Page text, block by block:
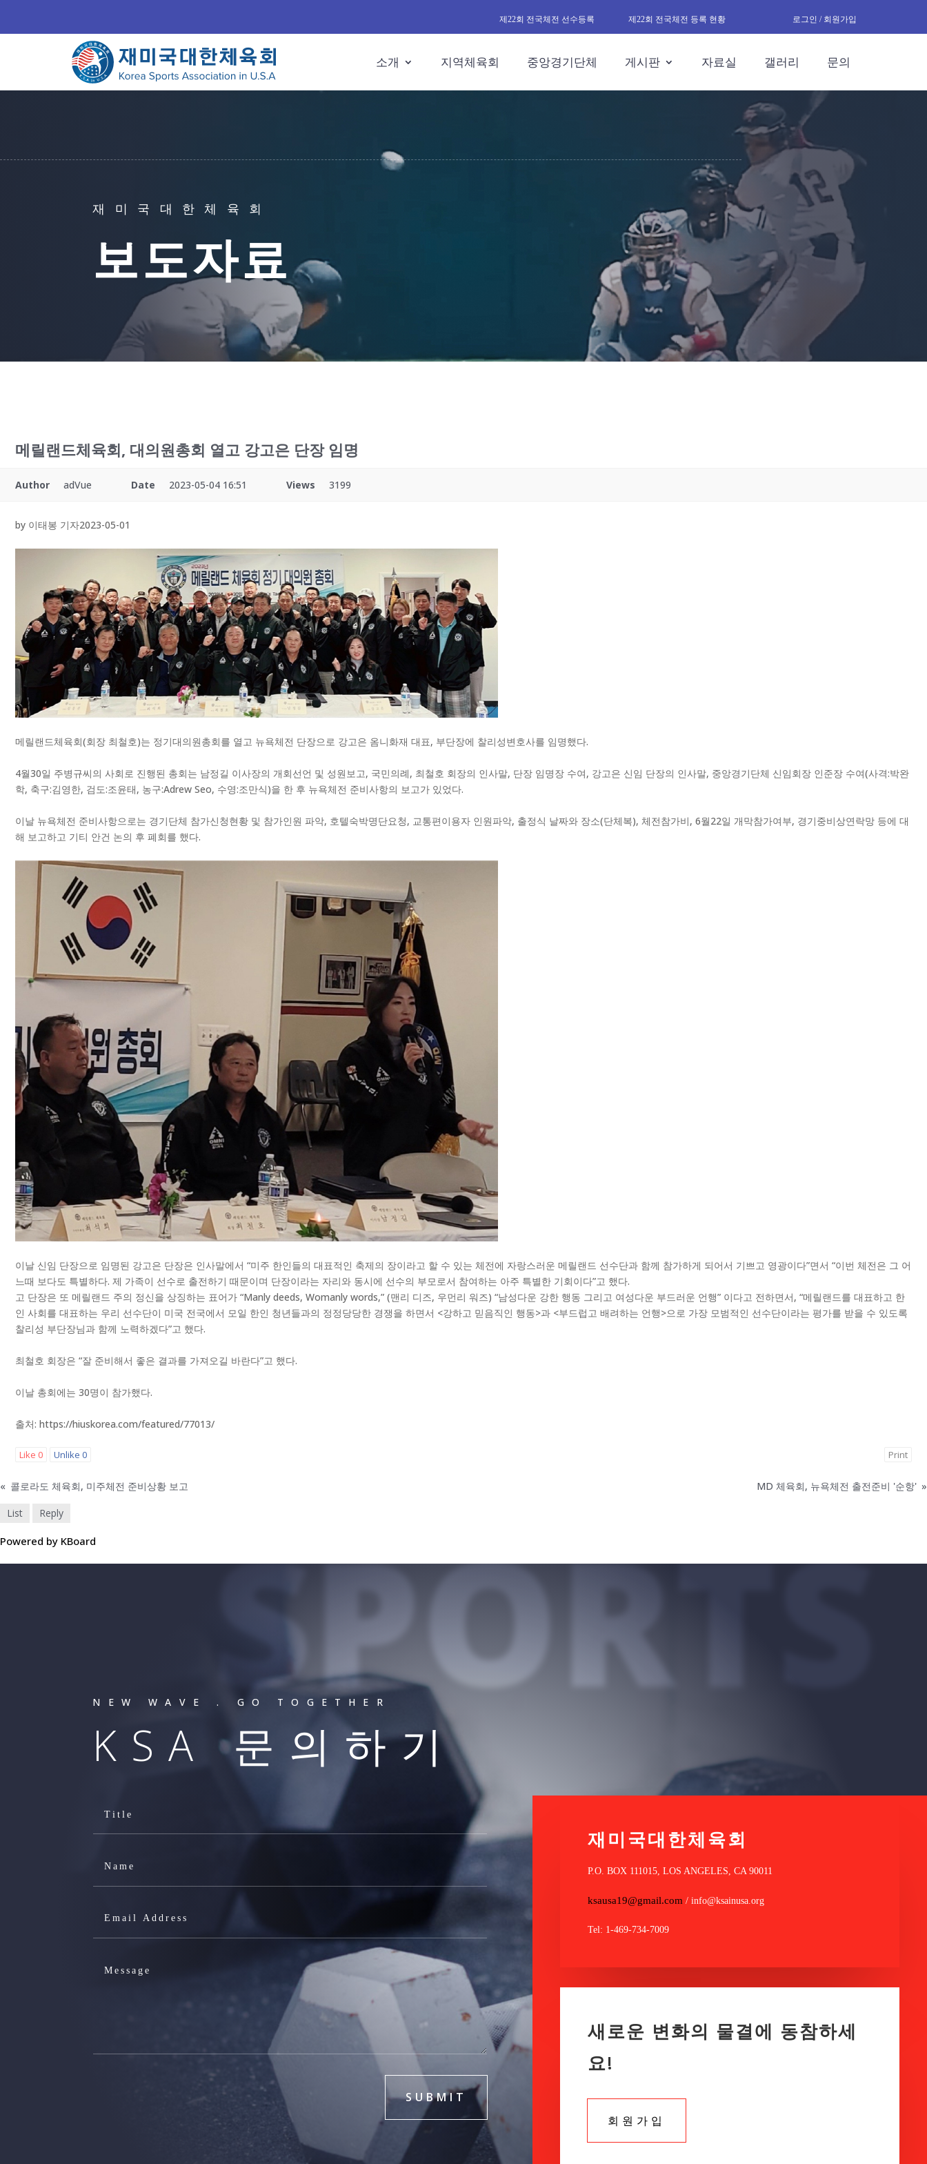
제22회 전국체전 선수등록 제22회 전국체전 등록 현황 로그인 / 회원가입
소개 지역체육회 중앙경기단체 게시판 자료실 갤러리 문의
재미국대한체육회
보도자료
메릴랜드체육회, 대의원총회 열고 강고은 단장 임명
Author adVue Date 2023-05-04 16:51 Views 3199
by 이태봉 기자2023-05-01
메릴랜드체육회(회장 최철호)는 정기대의원총회를 열고 뉴욕체전 단장으로 강고은 옴니화재 대표, 부단장에 찰리성변호사를 임명했다.
4월30일 주병규씨의 사회로 진행된 총회는 남정길 이사장의 개회선언 및 성원보고, 국민의례, 최철호 회장의 인사말, 단장 임명장 수여, 강고은 신임 단장의 인사말, 중앙경기단체 신임회장 인준장 수여(사격:박완
학, 축구:김영한, 검도:조윤태, 농구:Adrew Seo, 수영:조만식)을 한 후 뉴욕체전 준비사항의 보고가 있었다.
이날 뉴욕체전 준비사항으로는 경기단체 참가신청현황 및 참가인원 파악, 호텔숙박명단요청, 교통편이용자 인원파악, 출정식 날짜와 장소(단체복), 체전참가비, 6월22일 개막참가여부, 경기중비상연락망 등에 대
해 보고하고 기티 안건 논의 후 폐회를 했다.
이날 신임 단장으로 임명된 강고은 단장은 인사말에서 “미주 한인들의 대표적인 축제의 장이라고 할 수 있는 체전에 자랑스러운 메릴랜드 선수단과 함께 참가하게 되어서 기쁘고 영광이다”면서 “이번 체전은 그 어
느때 보다도 특별하다. 제 가족이 선수로 출전하기 때문이며 단장이라는 자리와 동시에 선수의 부모로서 참여하는 아주 특별한 기회이다”고 했다.
고 단장은 또 메릴랜드 주의 정신을 상징하는 표어가 “Manly deeds, Womanly words,” (맨리 디즈, 우먼리 워즈) “남성다운 강한 행동 그리고 여성다운 부드러운 언행” 이다고 전하면서, “메릴랜드를 대표하고 한
인 사회를 대표하는 우리 선수단이 미국 전국에서 모일 한인 청년들과의 정정당당한 경쟁을 하면서 <강하고 믿음직인 행동>과 <부드럽고 배려하는 언행>으로 가장 모범적인 선수단이라는 평가를 받을 수 있도록
찰리성 부단장님과 함께 노력하겠다”고 했다.
최철호 회장은 “잘 준비해서 좋은 결과를 가져오길 바란다”고 했다.
이날 총회에는 30명이 참가했다.
출처: https://hiuskorea.com/featured/77013/
Like 0 Unlike 0 Print
« 콜로라도 체육회, 미주체전 준비상황 보고 MD 체육회, 뉴욕체전 출전준비 '순항' »
List Reply
Powered by KBoard SPORTS
NEW WAVE . GO TOGETHER
KSA 문의하기
SUBMIT
재미국대한체육회
P.O. BOX 111015, LOS ANGELES, CA 90011
ksausa19@gmail.com / info@ksainusa.org
Tel: 1-469-734-7009
새로운 변화의 물결에 동참하세
요!
회원가입